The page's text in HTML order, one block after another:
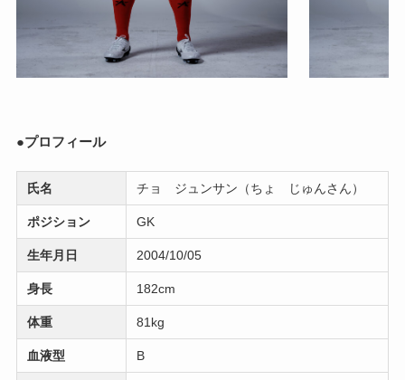
●プロフィール
氏名 チョ ジュンサン（ちょ じゅんさん）
ポジション GK
生年月日 2004/10/05
身長 182cm
体重 81kg
血液型 B